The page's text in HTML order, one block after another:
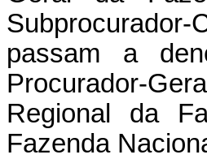
passam a
Procurador-
Regional da
Fazenda